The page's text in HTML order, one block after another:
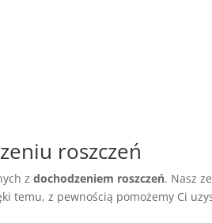
roszczeń
zdochodzeniem roszczeń. Nasz
temu, z pewnością pomożemy Ci